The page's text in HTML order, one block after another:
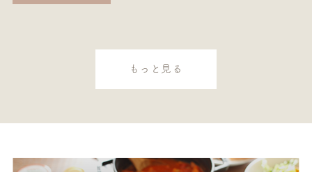
もっと見る